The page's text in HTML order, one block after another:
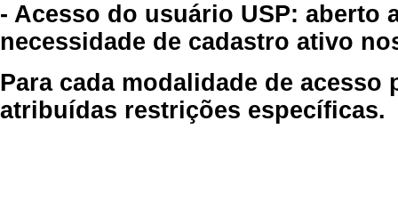
- Acesso do usuário USP: aberto
necessidade de cadastro ativo
Para cada modalidade de
atribuídas restrições específicas.